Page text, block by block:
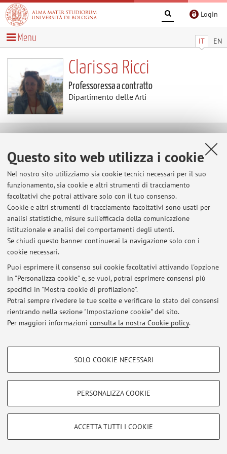
Questo sito web utilizza i cookie
Nel nostro sito utilizziamo sia cookie tecnici necessari per il suo
funzionamento, sia cookie e altri strumenti di tracciamento
facoltativi che potrai attivare solo con il tuo consenso.
Cookie e altri strumenti di tracciamento facoltativi sono usati per
analisi statistiche, misure sull'efficacia della comunicazione
istituzionale e analisi dei comportamenti degli utenti.
Se chiudi questo banner continuerai la navigazione solo con i
cookie necessari.
Puoi esprimere il consenso sui cookie facoltativi attivando l'opzione
in "Personalizza cookie" e, se vuoi, potrai esprimere consensi più
specifici in "Mostra cookie di profilazione".
Potrai sempre rivedere le tue scelte e verificare lo stato dei consensi
rientrando nella sezione "Impostazione cookie" del sito.
Per maggiori informazioni consulta la nostra Cookie policy.
COOKIE DI PROFILAZIONE - FACOLTATIVI
COOKIE TECNICI - NECESSARI
Si tratta di cookie tecnici utilizzati, a titolo esemplificativo, per il corretto
SOLO COOKIE NECESSARI
PERSONALIZZA COOKIE
ACCETTA TUTTI I COOKIE
Login
IT EN
Menu
Clarissa Ricci
Professoressa a contratto
Dipartimento delle Arti
Ultimi avvisi
Al momento non sono presenti avvisi.
Area riservata
Accedi tramite
|Note legali| Impostazioni Cookie